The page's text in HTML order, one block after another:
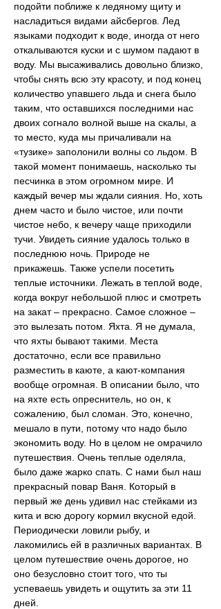
подойти поближе к ледяному щиту и
насладиться видами айсбергов. Лед
языками подходит к воде, иногда от него
откалываются куски и с шумом падают в
воду. Мы высаживались довольно близко,
чтобы снять всю эту красоту, и под конец
количество упавшего льда и снега было
таким, что оставшихся последними нас
двоих согнало волной выше на скалы, а
то место, куда мы причаливали на
«тузике» заполонили волны со льдом. В
такой момент понимаешь, насколько ты
песчинка в этом огромном мире. И
каждый вечер мы ждали сияния. Но, хоть
днем часто и было чистое, или почти
чистое небо, к вечеру чаще приходили
тучи. Увидеть сияние удалось только в
последнюю ночь. Природе не
прикажешь. Также успели посетить
теплые источники. Лежать в теплой воде,
когда вокруг небольшой плюс и смотреть
на закат – прекрасно. Самое сложное –
это вылезать потом. Яхта. Я не думала,
что яхты бывают такими. Места
достаточно, если все правильно
разместить в каюте, а кают-компания
вообще огромная. В описании было, что
на яхте есть опреснитель, но он, к
сожалению, был сломан. Это, конечно,
мешало в пути, потому что надо было
экономить воду. Но в целом не омрачило
путешествия. Очень теплые оделяла,
было даже жарко спать. С нами был наш
прекрасный повар Ваня. Который в
первый же день удивил нас стейками из
кита и всю дорогу кормил вкусной едой.
Периодически ловили рыбу, и
лакомились ей в различных вариантах. В
целом путешествие очень дорогое, но
оно безусловно стоит того, что ты
успеваешь увидеть и ощутить за эти 11
дней.